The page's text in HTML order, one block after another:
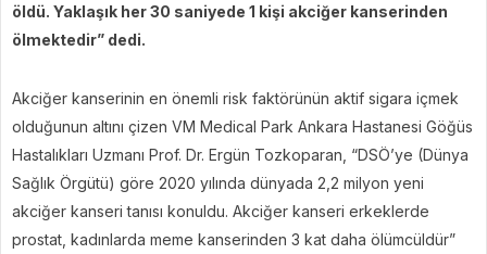
öldü. Yaklaşık her 30 saniyede 1 kişi akciğer kanserinden
ölmektedir” dedi.
Akciğer kanserinin en önemli risk faktörünün aktif sigara içmek
olduğunun altını çizen VM Medical Park Ankara Hastanesi Göğüs
Hastalıkları Uzmanı Prof. Dr. Ergün Tozkoparan, “DSÖ’ye (Dünya
Sağlık Örgütü) göre 2020 yılında dünyada 2,2 milyon yeni
akciğer kanseri tanısı konuldu. Akciğer kanseri erkeklerde
prostat, kadınlarda meme kanserinden 3 kat daha ölümcüldür”